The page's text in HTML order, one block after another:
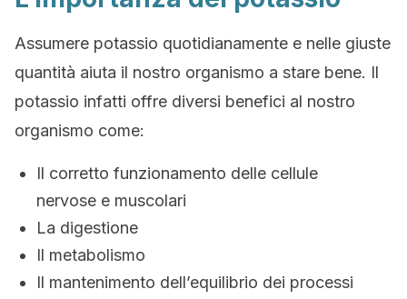
Assumere potassio quotidianamente e nelle giuste
quantità aiuta il nostro organismo a stare bene. Il
potassio infatti offre diversi benefici al nostro
organismo come:
Il corretto funzionamento delle cellule
nervose e muscolari
La digestione
Il metabolismo
Il mantenimento dell’equilibrio dei processi